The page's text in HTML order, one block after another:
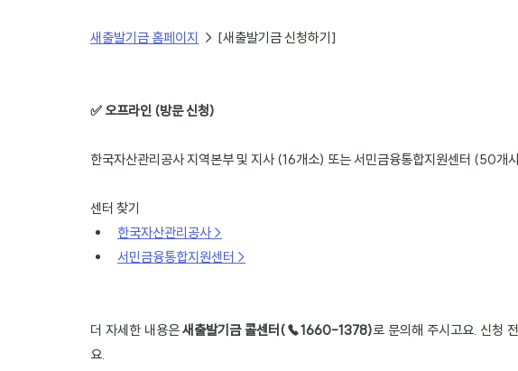
새출발기금 홈페이지 → [새출발기금 신청하기]
✅ 오프라인 (방문 신청)
한국자산관리공사 지역본부 및 지사 (16개소) 또는 서민금융통합지원센터 (50개
센터 찾기
한국자산관리공사 >
서민금융통합지원센터 >
더 자세한 내용은 새출발기금 콜센터(☎1660-1378)로 문의해 주시고요. 신청
요.